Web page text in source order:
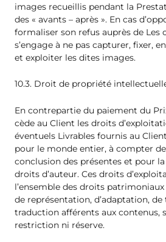
images recueillis pendant la
des « avants – après ». En cas
formaliser son refus auprès de Les
s’engage à ne pas capturer, fixer,
et exploiter les dites images.
10.3. Droit de propriété
En contrepartie du paiement du
cède au Client les droits
éventuels Livrables fournis au
pour le monde entier, à compter
conclusion des présentes et pour
droits d’auteur. Ces droits
l’ensemble des droits
de représentation, d’adaptation,
traduction afférents aux contenus,
restriction ni réserve.